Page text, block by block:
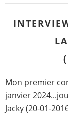
Mon premier
janvier
Jacky (20-01-